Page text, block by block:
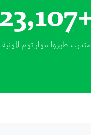
23,107
متدرب طوروا مهاراتهم المهنية